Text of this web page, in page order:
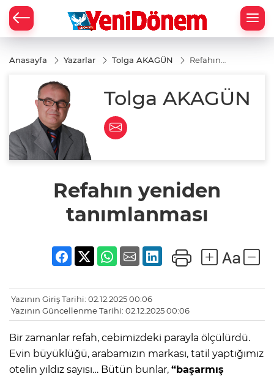
Anasayfa Yazarlar Tolga AKAGÜN
Refahın
Tolga AKAGÜN
Refahın yeniden
tanımlanması
Yazının Giriş Tarihi: 02.12.2025 00:06
Yazının Güncellenme Tarihi: 02.12.2025 00:06
Bir zamanlar refah, cebimizdeki parayla ölçülürdü.
Evin büyüklüğü, arabamızın markası, tatil yaptığımız
otelin yıldız sayısı… Bütün bunlar, “başarmış